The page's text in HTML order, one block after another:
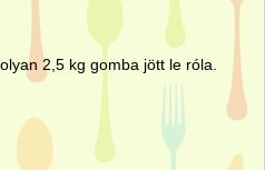
2,5 kg gomba jött le róla.